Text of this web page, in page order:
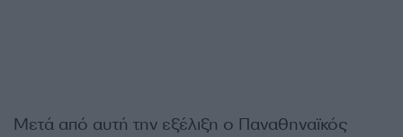
Μετά από αυτή την εξέλιξη ο Παναθηναϊκός